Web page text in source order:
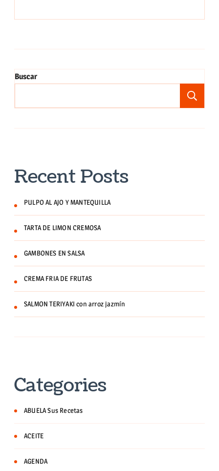
Buscar
Recent Posts
PULPO AL AJO Y MANTEQUILLA
TARTA DE LIMON CREMOSA
GAMBONES EN SALSA
CREMA FRIA DE FRUTAS
SALMON TERIYAKI con arroz jazmín
Categories
ABUELA Sus Recetas
ACEITE
AGENDA